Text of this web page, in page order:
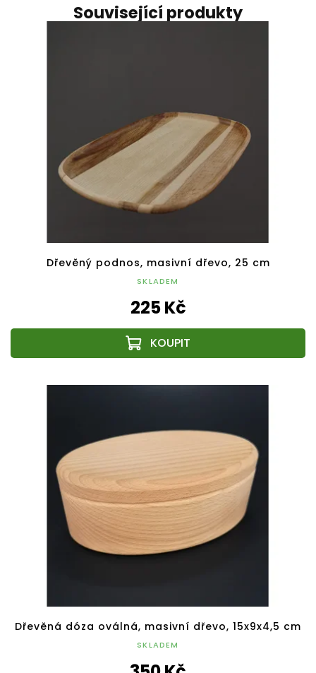
Související produkty
Dřevěný podnos, masivní dřevo, 25 cm
SKLADEM
225 Kč
Dřevěná dóza oválná, masivní dřevo, 15x9x4,5 cm
SKLADEM